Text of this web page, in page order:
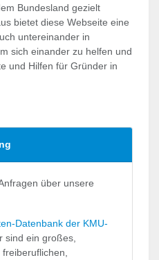
Bundesland gezielt
bietet diese Webseite eine
untereinander in
sich einander zu helfen und
und Hilfen für Gründer in
über unsere
Datenbank der KMU-
sind ein großes,